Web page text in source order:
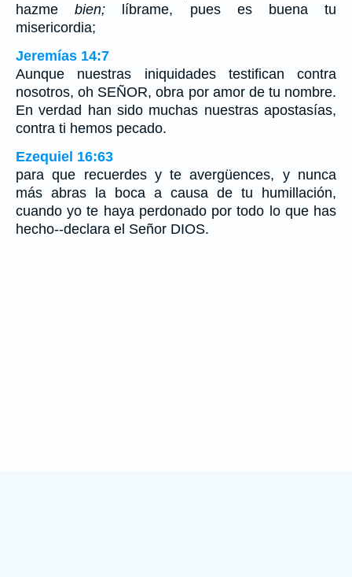
hazmebien; líbrame, pues es buena tu
misericordia;
Jeremías 14:7
Aunque nuestras iniquidades testifican contra
nosotros, oh SEÑOR, obra por amor de tu nombre.
En verdad han sido muchas nuestras apostasías,
contra ti hemos pecado.
Ezequiel 16:63
para que recuerdes y te avergüences, y nunca
más abras la boca a causa de tu humillación,
cuando yo te haya perdonado por todo lo que has
hecho--declara el Señor DIOS.